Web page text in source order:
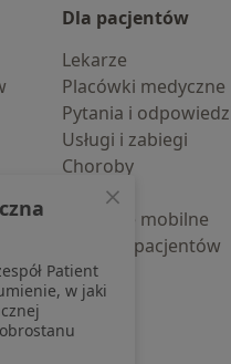
Dla pacjentów
Lekarze
Placówki medyczne
Pytania i
Usługi i zabiegi
Choroby
Pomoc
Aplikacje mobilne
Blog dla pacjentów
Patient
w jaki